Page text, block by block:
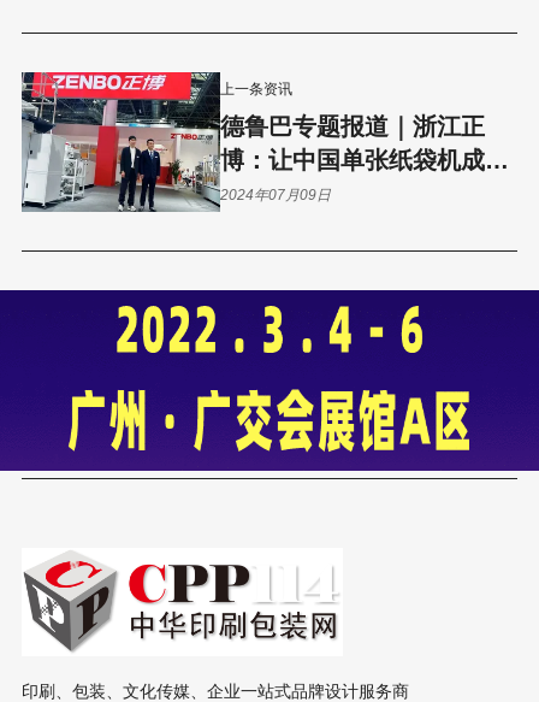
上一条资讯
德鲁巴专题报道｜浙江正
博：让中国单张纸袋机成为
世界级品牌
2024年07月09日
印刷、包装、文化传媒、企业一站式品牌设计服务商